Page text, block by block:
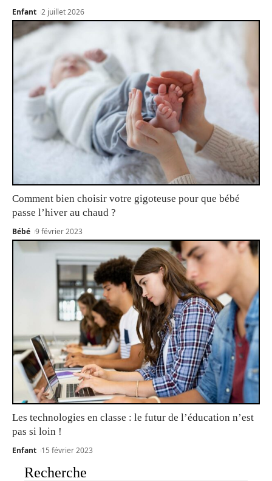
Enfant 2 juillet 2026
Comment bien choisir votre gigoteuse pour que bébé
passe l’hiver au chaud ?
Bébé 9 février 2023
Les technologies en classe : le futur de l’éducation n’est
pas si loin !
Enfant 15 février 2023
Recherche